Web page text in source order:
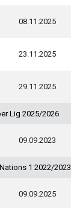
08.11.2025
23.11.2025
29.11.2025
Lig 2025/2026
09.09.2023
1 2022/2023
09.09.2025